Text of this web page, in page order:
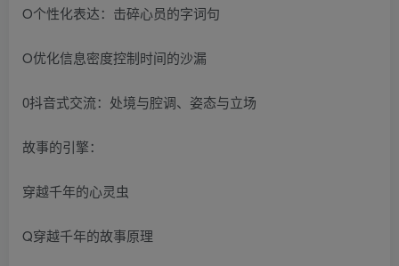
O个性化表达：击碎心员的字词句
O优化信息密度控制时间的沙漏
0抖音式交流：处境与腔调、姿态与立场
故事的引擎：
穿越千年的心灵虫
Q穿越千年的故事原理